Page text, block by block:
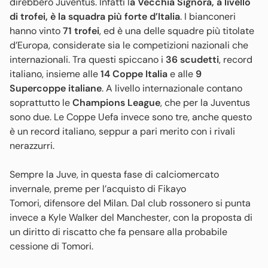
di trofei, è la squadra più forte d’Italia. I bianconeri
hanno vinto71 trofei, ed è una delle squadre più titolate
d’Europa, considerate sia le competizioni nazionali che
internazionali. Tra questi spiccano i 36 scudetti, record
italiano, insieme alle14 Coppe Italiae alle 9
Supercoppe italiane. A livello internazionale contano
soprattutto leChampions League, che per la Juventus
sono due. Le Coppe Uefa invece sono tre, anche questo
è un record italiano, seppur a pari merito con i rivali
nerazzurri.
Sempre la Juve, in questa fase di calciomercato
invernale, preme per l’acquisto di Fikayo
Tomori, difensore del Milan. Dal club rossonero si punta
invece a Kyle Walker del Manchester, con la proposta di
un diritto di riscatto che fa pensare alla probabile
cessione di Tomori.